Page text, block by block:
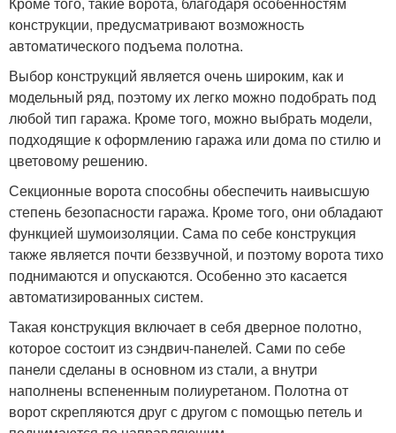
конструкции, предусматривают возможность
автоматического подъема полотна.
Выбор конструкций является очень широким, как и
модельный ряд, поэтому их легко можно подобрать под
любой тип гаража. Кроме того, можно выбрать модели,
подходящие к оформлению гаража или дома по стилю и
цветовому решению.
Секционные ворота способны обеспечить наивысшую
степень безопасности гаража. Кроме того, они обладают
функцией шумоизоляции. Сама по себе конструкция
также является почти беззвучной, и поэтому ворота тихо
поднимаются и опускаются. Особенно это касается
автоматизированных систем.
Такая конструкция включает в себя дверное полотно,
которое состоит из сэндвич-панелей. Сами по себе
панели сделаны в основном из стали, а внутри
наполнены вспененным полиуретаном. Полотна от
ворот скрепляются друг с другом с помощью петель и